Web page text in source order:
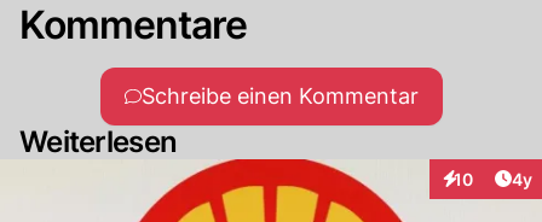
Kommentare
Schreibe einen Kommentar
Weiterlesen
10 4y